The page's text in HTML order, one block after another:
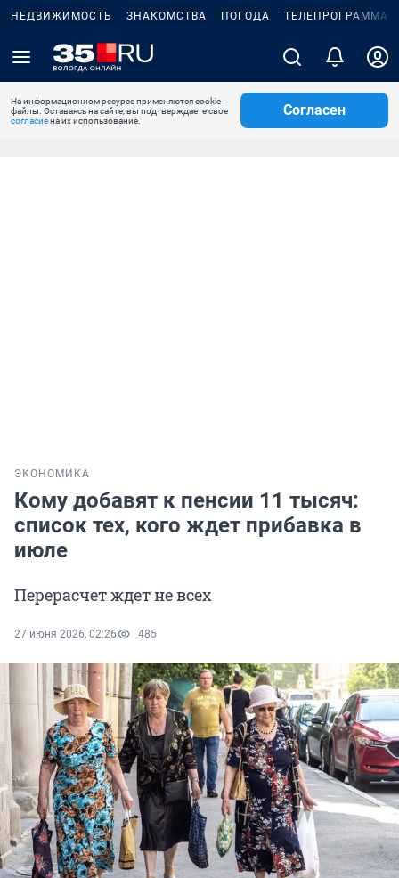
НЕДВИЖИМОСТЬ ЗНАКОМСТВА ПОГОДА ТЕЛЕПРОГРАММА
На информационном ресурсе применяются cookie-
файлы. Оставаясь на сайте, вы подтверждаете свое
согласиена их использование.
Согласен
ЭКОНОМИКА
Кому добавят к пенсии 11 тысяч:
список тех, кого ждет прибавка в
июле
Перерасчет ждет не всех
27 июня 2026, 02:26 485